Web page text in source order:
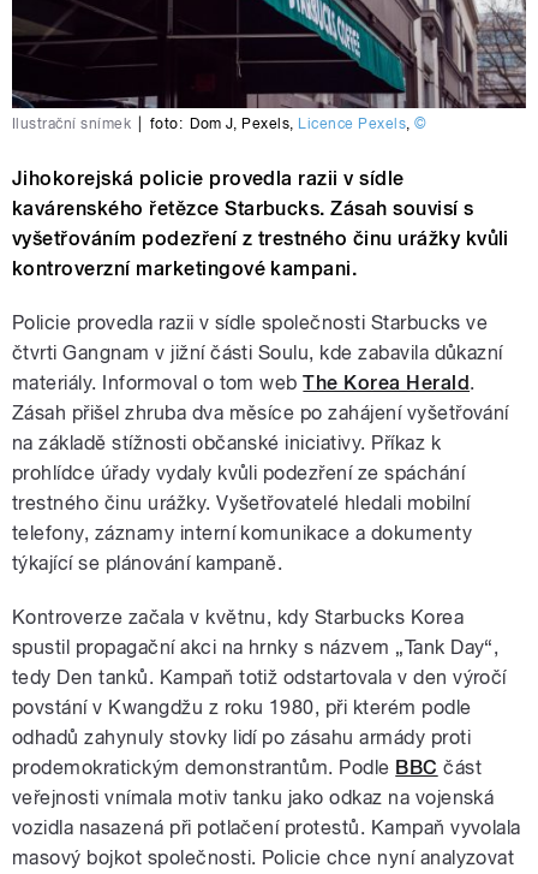
Ilustrační snímek foto: Dom J ,Pexels Licence Pexels ©
Jihokorejská policie provedla razii v sídle
kavárenského řetězce Starbucks. Zásah souvisí s
vyšetřováním podezření z trestného činu urážky kvůli
kontroverzní marketingové kampani.
Policie provedla razii v sídle společnosti Starbucks ve
čtvrti Gangnam v jižní části Soulu, kde zabavila důkazní
materiály. Informoval o tom webThe Korea Herald.
Zásah přišel zhruba dva měsíce po zahájení vyšetřování
na základě stížnosti občanské iniciativy. Příkaz k
prohlídce úřady vydaly kvůli podezření ze spáchání
trestného činu urážky. Vyšetřovatelé hledali mobilní
telefony, záznamy interní komunikace a dokumenty
týkající se plánování kampaně.
Kontroverze začala v květnu, kdy Starbucks Korea
spustil propagační akci na hrnky s názvem „Tank Day“,
tedy Den tanků. Kampaň totiž odstartovala v den výročí
povstání v Kwangdžu z roku 1980, při kterém podle
odhadů zahynuly stovky lidí po zásahu armády proti
prodemokratickým demonstrantům. Podle BBC část
veřejnosti vnímala motiv tanku jako odkaz na vojenská
vozidla nasazená při potlačení protestů. Kampaň vyvolala
masový bojkot společnosti. Policie chce nyní analyzovat